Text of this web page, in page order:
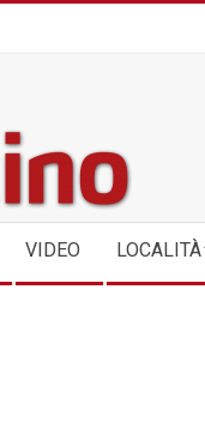
VIDEO LOCALITÀ